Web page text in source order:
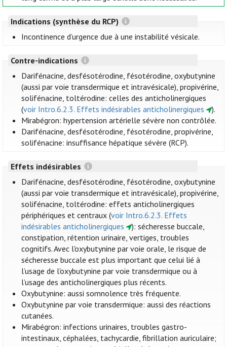
Indications (synthèse du RCP)
Incontinence d’urgence due à une instabilité vésicale.
Contre-indications
Darifénacine, desfésotérodine, fésotérodine, oxybutynine
(aussi par voie transdermique et intravésicale), propivérine,
solifénacine, toltérodine: celles des anticholinergiques
(voir Intro.6.2.3. Effets indésirables anticholinergiques
).
Mirabégron: hypertension artérielle sévère non contrôlée.
Darifénacine, desfésotérodine, fésotérodine, propivérine,
solifénacine: insuffisance hépatique sévère (RCP).
Effets indésirables
Darifénacine, desfésotérodine, fésotérodine, oxybutynine
(aussi par voie transdermique et intravésicale), propivérine,
solifénacine, toltérodine: effets anticholinergiques
périphériques et centraux (voir Intro.6.2.3. Effets
indésirables anticholinergiques
): sécheresse buccale,
constipation, rétention urinaire, vertiges, troubles
cognitifs. Avec l'oxybutynine par voie orale, le risque de
sécheresse buccale est plus important que celui lié à
l’usage de l'oxybutynine par voie transdermique ou à
l’usage des anticholinergiques plus récents.
Oxybutynine: aussi somnolence très fréquente.
Oxybutynine par voie transdermique: aussi des réactions
cutanées.
Mirabégron: infections urinaires, troubles gastro-
intestinaux, céphalées, tachycardie, fibrillation auriculaire;